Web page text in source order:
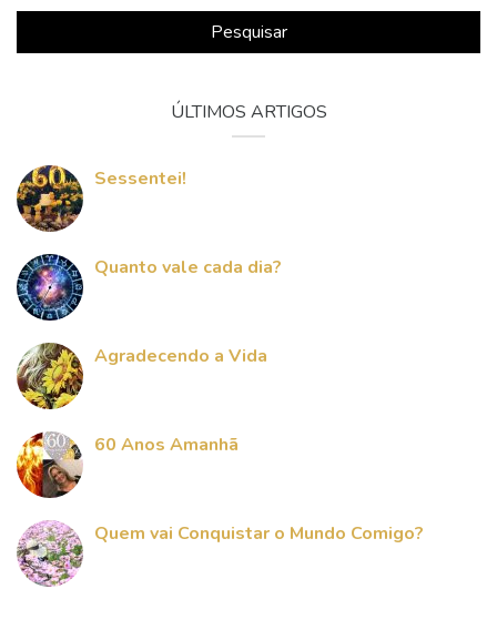
Pesquisar
ÚLTIMOS ARTIGOS
Sessentei!
Quanto vale cada dia?
Agradecendo a Vida
60 Anos Amanhã
Quem vai Conquistar o Mundo Comigo?